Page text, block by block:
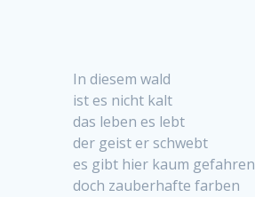
In diesem wald
ist es nicht kalt
das leben es lebt
der geist er schwebt
es gibt hier kaum gefahren
doch zauberhafte farben